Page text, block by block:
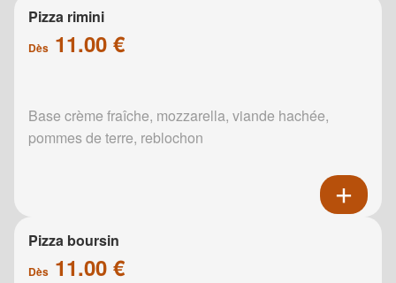
Pizza rimini
Dès 11.00 €
Base crème fraîche, mozzarella, viande hachée,
pommes de terre, reblochon
Pizza boursin
Dès 11.00 €